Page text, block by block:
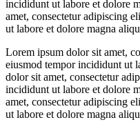
incididunt ut labore et dolore
amet, consectetur adipiscing
ut labore et dolore magna
Lorem ipsum dolor sit amet,
eiusmod tempor incididunt ut
dolor sit amet, consectetur
incididunt ut labore et dolore
amet, consectetur adipiscing
ut labore et dolore magna